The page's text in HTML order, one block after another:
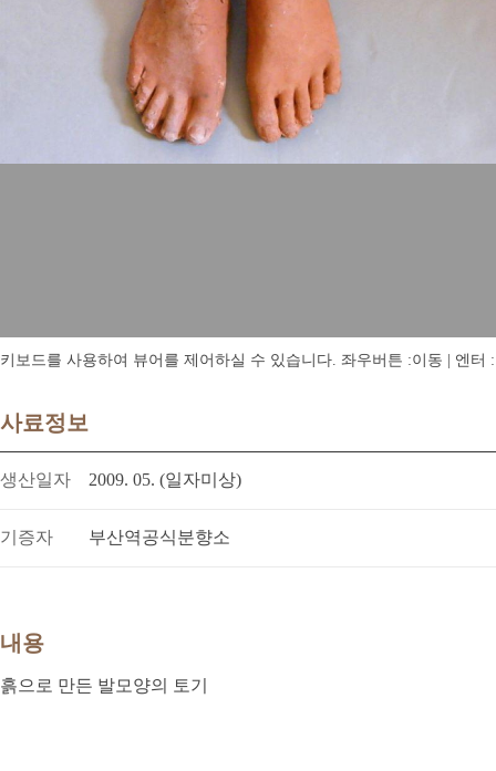
키보드를 사용하여 뷰어를 제어하실 수 있습니다. 좌우버튼 :이동 | 엔터
사료정보
생산일자 2009. 05. (일자미상)
기증자 부산역공식분향소
내용
흙으로 만든 발모양의 토기